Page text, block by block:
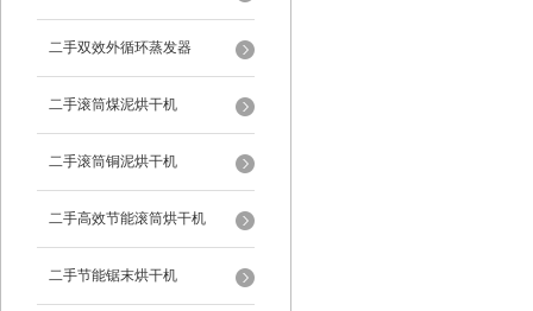
二手双效外循环蒸发器
二手滚筒煤泥烘干机
二手滚筒铜泥烘干机
二手高效节能滚筒烘干机
二手节能锯末烘干机